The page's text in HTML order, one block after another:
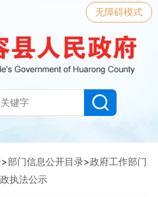
无障碍模式
>部门信息公开目录>政府工作部门
执法公示